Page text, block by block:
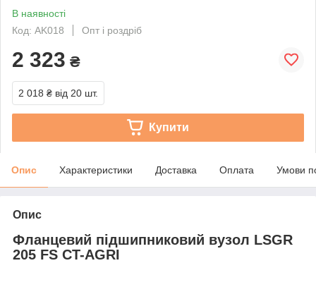
В наявності
Код: AK018
Опт і роздріб
2 323 ₴
2 018 ₴ від 20 шт.
Купити
Опис Характеристики Доставка Оплата Умови
Опис
Фланцевий підшипниковий вузол LSGR
205 FS CT-AGRI